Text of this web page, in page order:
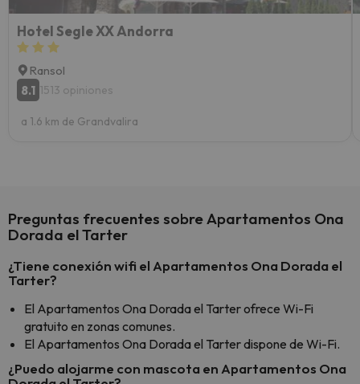
Hotel Segle XX Andorra
Ransol
8.1 1513 opiniones
a 1.6 km de Grandvalira
Preguntas frecuentes sobre Apartamentos Ona
Dorada el Tarter
¿Tiene conexión wifi el Apartamentos Ona Dorada el
Tarter?
El Apartamentos Ona Dorada el Tarter ofrece Wi-Fi
gratuito en zonas comunes.
El Apartamentos Ona Dorada el Tarter dispone de Wi-Fi.
¿Puedo alojarme con mascota en Apartamentos Ona